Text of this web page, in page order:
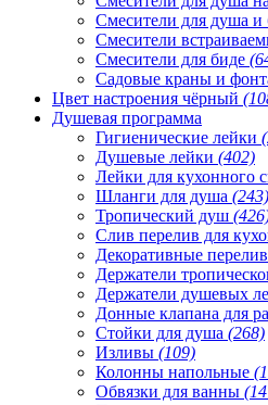
Смесители для душа и
Смесители
Смесители для биде
Садовые краны и
Цвет настроения чёрный
Душевая программа
Гигиенические лейки
Душевые лейки (402)
Лейки для кухонного
Шланги для душа (243)
Тропический душ
Слив перелив для
Декоративные
Держатели
Держатели душевых
Донные клапана для
Стойки для душа (268)
Изливы (109)
Колонны напольные
Обвязки для ванны